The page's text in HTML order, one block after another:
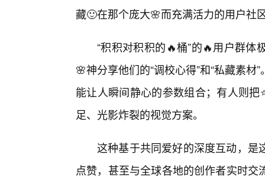
藏🙂在那个庞大🌸而充满活力的用户社
“积积对积积的🔥桶”的🔥用户群
🌸神分享他们的“调校心得”和“私藏素
能让人瞬间静心的参数组合；有人则
足、光影炸裂的视觉方案。
这种基于共同爱好的深度互动，是
点赞，甚至与全球各地的创作者实时